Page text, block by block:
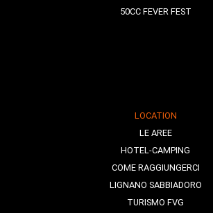
50CC FEVER FEST
LOCATION
LE AREE
HOTEL-CAMPING
COME RAGGIUNGERCI
LIGNANO SABBIADORO
TURISMO FVG